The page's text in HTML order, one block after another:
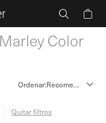
Color
Recomendados
Quitar filtros